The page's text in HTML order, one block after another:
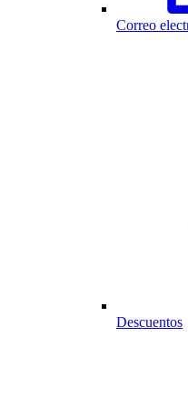
Correo
Descuentos